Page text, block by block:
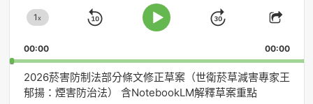
Change
Rate
1x
Skip
Play
Jump
Forward
Share
00:00 00:00
2026菸害防制法部分條文修正草案（世衛菸草減害專家王
郁揚：煙害防治法） 含NotebookLM解釋草案重點